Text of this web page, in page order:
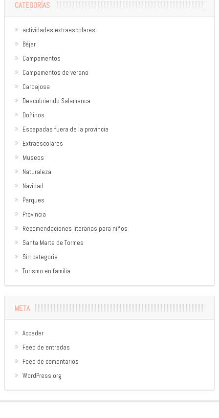
CATEGORÍAS
actividades extraescolares
Béjar
Campamentos
Campamentos de verano
Carbajosa
Descubriendo Salamanca
Doñinos
Escapadas fuera de la provincia
Extraescolares
Museos
Naturaleza
Navidad
Parques
Provincia
Recomendaciones literarias para niños
Santa Marta de Tormes
Sin categoría
Turismo en familia
META
Acceder
Feed de entradas
Feed de comentarios
WordPress.org